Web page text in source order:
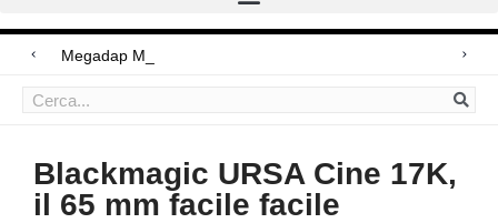
Megadap M2RF, il primo
Arri Rental, evoluzioni in arrivo
Blackmagic URSA Cine 17K,
il 65 mm facile facile